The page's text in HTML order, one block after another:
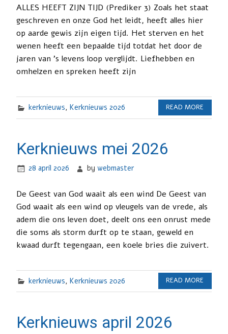
ALLES HEEFT ZIJN TIJD (Prediker 3) Zoals het staat
geschreven en onze God het leidt, heeft alles hier
op aarde gewis zijn eigen tijd. Het sterven en het
wenen heeft een bepaalde tijd totdat het door de
jaren van ’s levens loop verglijdt. Liefhebben en
omhelzen en spreken heeft zijn
kerknieuws, Kerknieuws 2026 READ MORE
Kerknieuws mei 2026
28 april 2026 bywebmaster
De Geest van God waait als een wind De Geest van
God waait als een wind op vleugels van de vrede, als
adem die ons leven doet, deelt ons een onrust mede
die soms als storm durft op te staan, geweld en
kwaad durft tegengaan, een koele bries die zuivert.
kerknieuws, Kerknieuws 2026 READ MORE
Kerknieuws april 2026